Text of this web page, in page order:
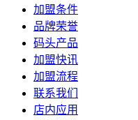
加盟条件
品牌荣誉
码头产品
加盟快讯
加盟流程
联系我们
店内应用